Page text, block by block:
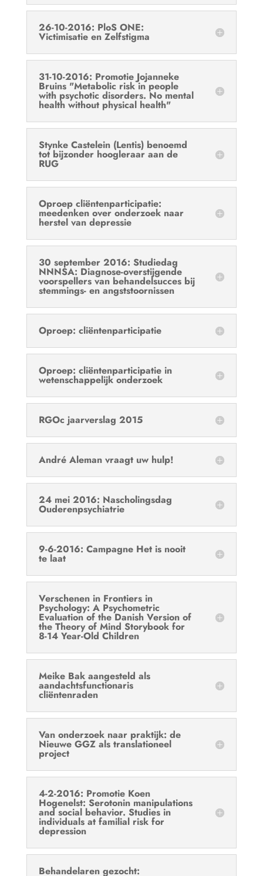
26-10-2016: PloS ONE:
Victimisatie en Zelfstigma
31-10-2016: Promotie Jojanneke
Bruins "Metabolic risk in people
with psychotic disorders. No mental
health without physical health"
Stynke Castelein (Lentis) benoemd
tot bijzonder hoogleraar aan de
RUG
Oproep cliëntenparticipatie:
meedenken over onderzoek naar
herstel van depressie
30 september 2016: Studiedag
NNNSA: Diagnose-overstijgende
voorspellers van behandelsucces bij
stemmings- en angststoornissen
Oproep: cliëntenparticipatie
Oproep: cliëntenparticipatie in
wetenschappelijk onderzoek
RGOc jaarverslag 2015
André Aleman vraagt uw hulp!
24 mei 2016: Nascholingsdag
Ouderenpsychiatrie
9-6-2016: Campagne Het is nooit
te laat
Verschenen in Frontiers in
Psychology: A Psychometric
Evaluation of the Danish Version of
the Theory of Mind Storybook for
8-14 Year-Old Children
Meike Bak aangesteld als
aandachtsfunctionaris
cliëntenraden
Van onderzoek naar praktijk: de
Nieuwe GGZ als translationeel
project
4-2-2016: Promotie Koen
Hogenelst: Serotonin manipulations
and social behavior. Studies in
individuals at familial risk for
depression
Behandelaren gezocht: